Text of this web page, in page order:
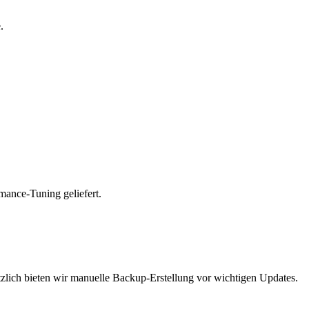
Tuning geliefert.
bieten wir manuelle Backup-Erstellung vor wichtigen Updates.